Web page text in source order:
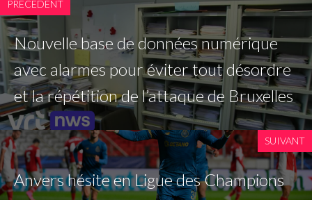
PRECEDENT
Nouvelle base de données numérique
avec alarmes pour éviter tout désordre
et la répétition de l’attaque de Bruxelles
SUIVANT
Anvers hésite en Ligue des Champions